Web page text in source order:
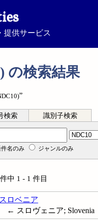
提供サービス
の検索結果
”
検索 識別子検索
名のみ ジャンルのみ
中 1 - 1 件目
スロベニア
← スロヴェニア; Slovenia